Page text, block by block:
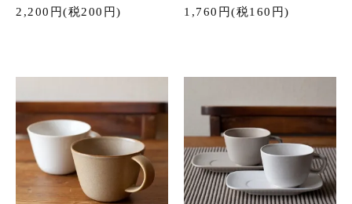
2,200円(税200円) 1,760円(税160円)